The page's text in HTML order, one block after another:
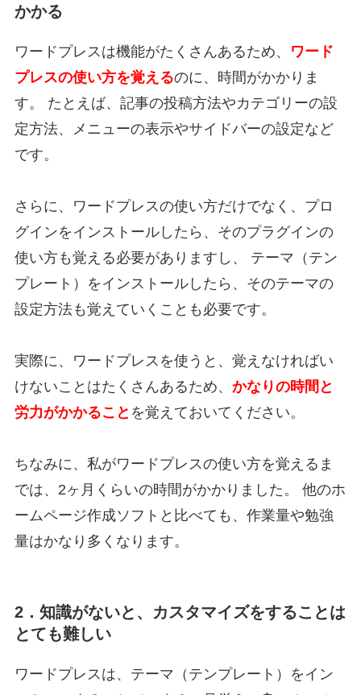
かかる
ワードプレスは機能がたくさんあるため、
ワード
プレスの使い方を覚えるのに、時間がかかりま
す。 たとえば、記事の投稿方法やカテゴリーの設
定方法、メニューの表示やサイドバーの設定など
です。
さらに、ワードプレスの使い方だけでなく、プロ
グインをインストールしたら、そのプラグインの
使い方も覚える必要がありますし、 テーマ（テン
プレート）をインストールしたら、そのテーマの
設定方法も覚えていくことも必要です。
実際に、ワードプレスを使うと、覚えなければい
けないことはたくさんあるため、 かなりの時間と
労力がかかること を覚えておいてください。
ちなみに、私がワードプレスの使い方を覚えるま
では、2ヶ月くらいの時間がかかりました。 他のホ
ームページ作成ソフトと比べても、作業量や勉強
量はかなり多くなります。
2．知識がないと、カスタマイズをすることは
とても難しい
ワードプレスは、テーマ（テンプレート）をイン